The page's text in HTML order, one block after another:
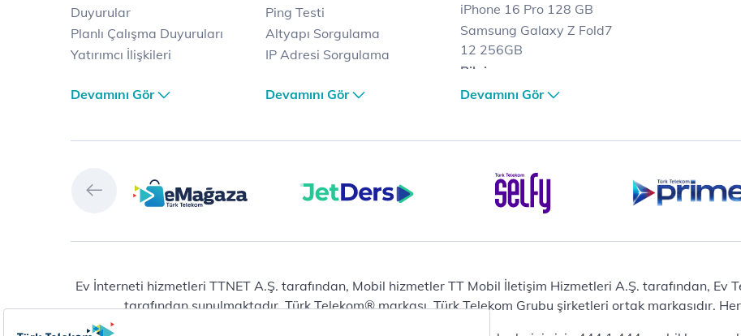
Duyurular
Planlı Çalışma Duyuruları
Yatırımcı İlişkileri
Türk Telekom Satış ve
Türk Telekom Finansal
Türk Telekom Afet Tedbirleri
Vizyon & Değerlerimiz
Selfy
Muud
Tivibu
eMağaza
Devamını Gör
Ping Testi
Altyapı Sorgulama
IP Adresi Sorgulama
Avantajlı İnternet
Fiber İnternet
İnternet Kampanyaları
Ev Telefonu
JetDers
E-dergi
Total Protection
Devamını Gör
iPhone 16 Pro 128 GB
Samsung Galaxy Z Fold7
12 256GB
Bilgisayar
Casper Nirvana C370
Samsung Galaxy Tab A9
Ev Telefonu
Panasonic TGB610
Modem ve Wi-Fi
Premium VDSL Modem
Aksesuar
Devamını Gör
Ev İnterneti hizmetleri TTNET A.Ş. tarafından, Mobil hizmetler TT Mobil İletişim Hizmetleri A.Ş. tarafından, Ev
tarafından sunulmaktadır. Türk Telekom® markası, Türk Telekom Grubu şirketleri ortak markasıdır.